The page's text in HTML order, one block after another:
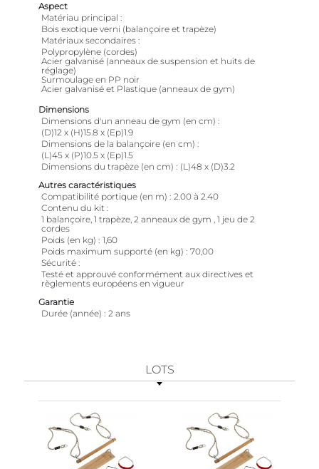
Aspect
Matériau principal
Bois exotique verni (balançoire et trapèze)
Matériaux secondaires
Polypropylène (cordes)
Acier galvanisé (anneaux de suspension et huits de
réglage)
Surmoulage en PP noir
Acier galvanisé et Plastique (anneaux de gym)
Dimensions
Dimensions d'un anneau de gym (en cm)
(D)12 x (H)15.8 x (Ep)1.9
Dimensions de la balançoire (en cm)
(L)45 x (P)10.5 x (Ep)1.5
Dimensions du trapèze (en cm)
(L)48 x (D)3.2
Autres caractéristiques
Compatibilité portique (en m)
2.00 à 2.40
Contenu du kit
1 balançoire, 1 trapèze, 2 anneaux de gym , 1 jeu de 2
cordes
Poids (en kg)
1,60
Poids maximum supporté (en kg)
70,00
Sécurité
Testé et approuvé conformément aux directives et
règlements européens en vigueur
Garantie
Durée (année)
2 ans
LOTS